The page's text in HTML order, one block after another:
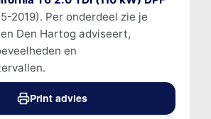
2019). Per onderdeel zie je
Den Hartog adviseert,
en
Print advies